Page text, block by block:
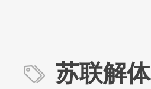
苏联解体